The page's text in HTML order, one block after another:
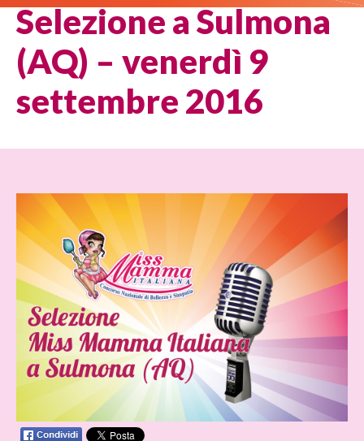
Selezione a Sulmona
(AQ) – venerdì 9
settembre 2016